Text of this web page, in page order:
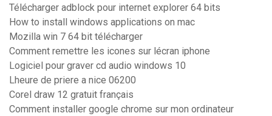
Télécharger adblock pour internet explorer 64 bits
How to install windows applications on mac
Mozilla win 7 64 bit télécharger
Comment remettre les icones sur lécran iphone
Logiciel pour graver cd audio windows 10
Lheure de priere a nice 06200
Corel draw 12 gratuit français
Comment installer google chrome sur mon ordinateur